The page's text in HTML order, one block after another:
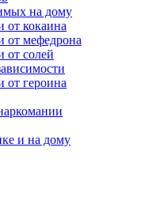
на дому
от кокаина
от мефедрона
от солей
от героина
и на дому